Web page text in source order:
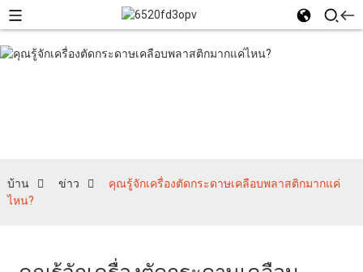
บ้าน ข่าว
คุณรู้จักเครื่องตัดกระดาษเคลือบพลาสติกมากแค่
ไหน?